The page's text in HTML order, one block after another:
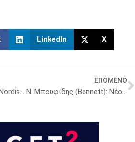
LinkedIn X
Οι μετοχές των Novo Nordisk και Eli Lilly υποχωρούν
ΕΠΟΜΕΝΟ
Ν. Μπουφίδης (Bennett): Νέο εργοστάσιο, Κέντρο R&D, συμπληρώματα διατροφής και η θυγατρική στην Αυστραλία